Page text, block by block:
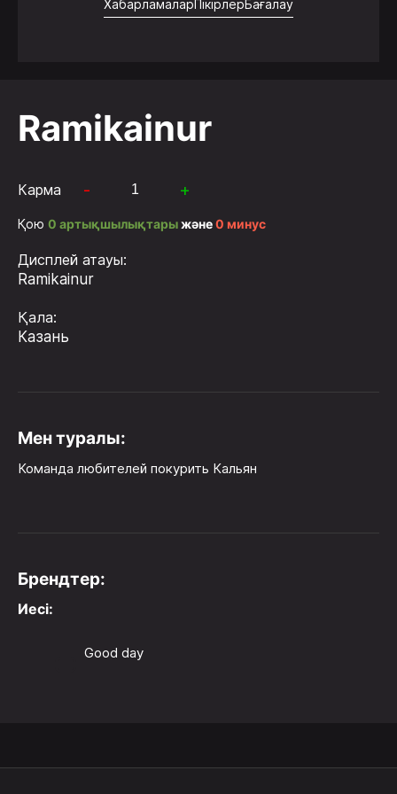
ХабарламаларПікірлерБағалау
Ramikainur
Карма - +
Қою 0 артықшылықтарыжәне0 минус
Дисплей атауы:
Ramikainur
Қала:
Казань
Мен туралы:
Команда любителей покурить Кальян
Брендтер:
Иесі:
Good day